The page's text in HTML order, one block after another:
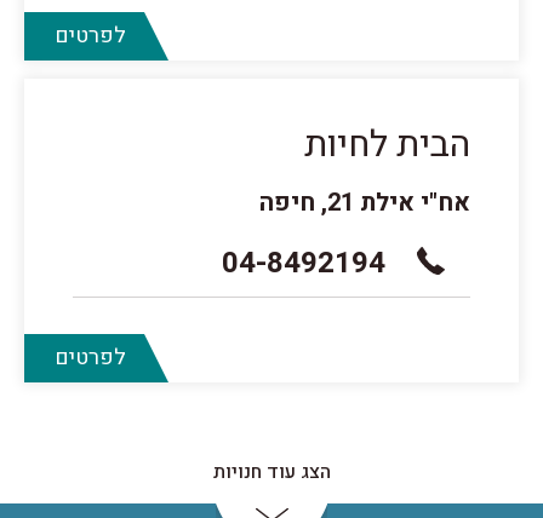
לפרטים
הבית לחיות
אח"י אילת 21, חיפה
04-8492194
לפרטים
הצג עוד חנויות